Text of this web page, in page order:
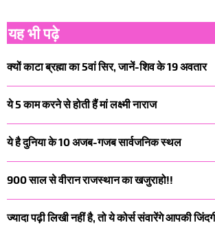
यह भी पढ़े
क्यों काटा ब्रह्मा का 5वां सिर, जानें-शिव के 19 अवतार
ये 5 काम करने से होती हैं मां लक्ष्मी नाराज
ये है दुनिया के 10 अजब-गजब सार्वजनिक स्थल
900 साल से वीरान राजस्थान का खजुराहो!!
ज्यादा पढ़ी लिखी नहीं है, तो ये कोर्स संवारेंगे आपकी